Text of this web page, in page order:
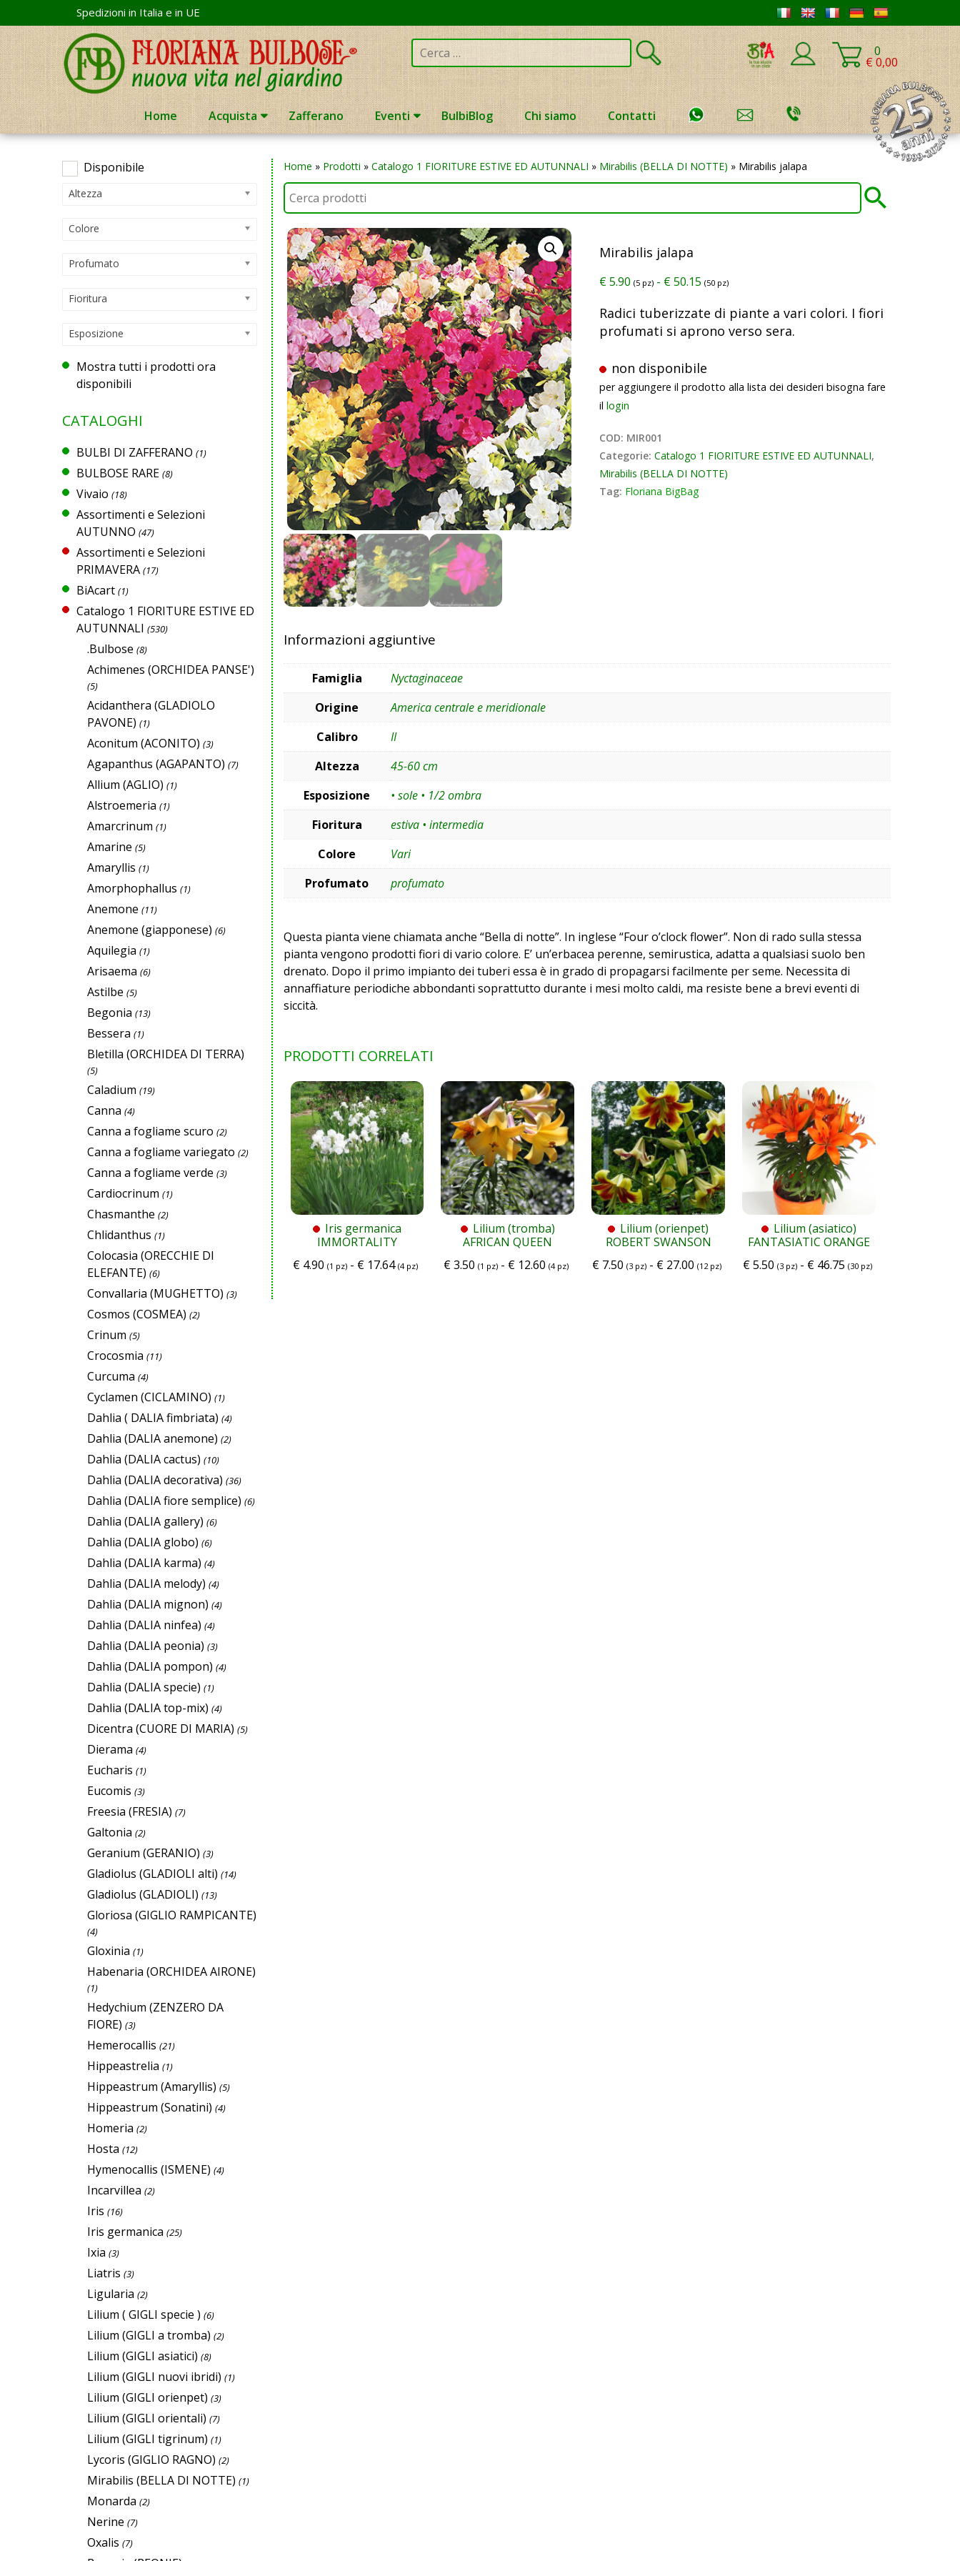
to
content
Spedizioni in Italia e in UE
Cerca: 0
€ 0,00
Home Acquista Zafferano Eventi BulbiBlog Chi siamo Contatti
Home » Prodotti » Catalogo 1 FIORITURE ESTIVE ED AUTUNNALI » Mirabilis (BELLA DI NOTTE) » Mirabilis jalapa
Mirabilis jalapa
€5.90 (5 pz)- €50.15 (50 pz)
Radici tuberizzate di piante a vari colori. I fiori
profumati si aprono verso sera.
non disponibile
per aggiungere il prodotto alla lista dei desideri bisogna fare
il login
COD: MIR001
Categorie: Catalogo 1 FIORITURE ESTIVE ED AUTUNNALI,
Mirabilis (BELLA DI NOTTE)
Tag: Floriana BigBag
Informazioni aggiuntive
Famiglia
Nyctaginaceae
Origine
America centrale e meridionale
Calibro
II
Altezza
45-60 cm
Esposizione
• sole • 1/2 ombra
Fioritura
estiva • intermedia
Colore
Vari
Profumato
profumato
Questa pianta viene chiamata anche “Bella di notte”. In inglese “Four o’clock flower”. Non di rado sulla stessa
pianta vengono prodotti fiori di vario colore. E’ un’erbacea perenne, semirustica, adatta a qualsiasi suolo ben
drenato. Dopo il primo impianto dei tuberi essa è in grado di propagarsi facilmente per seme. Necessita di
annaffiature periodiche abbondanti soprattutto durante i mesi molto caldi, ma resiste bene a brevi eventi di
siccità.
PRODOTTI CORRELATI
Iris germanica
IMMORTALITY
€4.90 (1 pz)- €17.64 (4 pz)
Lilium (tromba)
AFRICAN QUEEN
€3.50 (1 pz)- €12.60 (4 pz)
Lilium (orienpet)
ROBERT SWANSON
€7.50 (3 pz)- €27.00 (12 pz)
Lilium (asiatico)
FANTASIATIC ORANGE
€5.50 (3 pz)- €46.75 (30 pz)
Disponibile
Altezza
Colore
Profumato
Fioritura
Esposizione
Mostra tutti i prodotti ora
disponibili
CATALOGHI
BULBI DI ZAFFERANO (1)
BULBOSE RARE (8)
Vivaio (18)
Assortimenti e Selezioni
AUTUNNO (47)
Assortimenti e Selezioni
PRIMAVERA (17)
BiAcart (1)
Catalogo 1 FIORITURE ESTIVE ED
AUTUNNALI (530)
.Bulbose (8)
Achimenes (ORCHIDEA PANSE')
(5)
Acidanthera (GLADIOLO
PAVONE) (1)
Aconitum (ACONITO) (3)
Agapanthus (AGAPANTO) (7)
Allium (AGLIO) (1)
Alstroemeria (1)
Amarcrinum (1)
Amarine (5)
Amaryllis (1)
Amorphophallus (1)
Anemone (11)
Anemone (giapponese) (6)
Aquilegia (1)
Arisaema (6)
Astilbe (5)
Begonia (13)
Bessera (1)
Bletilla (ORCHIDEA DI TERRA)
(5)
Caladium (19)
Canna (4)
Canna a fogliame scuro (2)
Canna a fogliame variegato (2)
Canna a fogliame verde (3)
Cardiocrinum (1)
Chasmanthe (2)
Chlidanthus (1)
Colocasia (ORECCHIE DI
ELEFANTE) (6)
Convallaria (MUGHETTO) (3)
Cosmos (COSMEA) (2)
Crinum (5)
Crocosmia (11)
Curcuma (4)
Cyclamen (CICLAMINO) (1)
Dahlia ( DALIA fimbriata) (4)
Dahlia (DALIA anemone) (2)
Dahlia (DALIA cactus) (10)
Dahlia (DALIA decorativa) (36)
Dahlia (DALIA fiore semplice) (6)
Dahlia (DALIA gallery) (6)
Dahlia (DALIA globo) (6)
Dahlia (DALIA karma) (4)
Dahlia (DALIA melody) (4)
Dahlia (DALIA mignon) (4)
Dahlia (DALIA ninfea) (4)
Dahlia (DALIA peonia) (3)
Dahlia (DALIA pompon) (4)
Dahlia (DALIA specie) (1)
Dahlia (DALIA top-mix) (4)
Dicentra (CUORE DI MARIA) (5)
Dierama (4)
Eucharis (1)
Eucomis (3)
Freesia (FRESIA) (7)
Galtonia (2)
Geranium (GERANIO) (3)
Gladiolus (GLADIOLI alti) (14)
Gladiolus (GLADIOLI) (13)
Gloriosa (GIGLIO RAMPICANTE)
(4)
Gloxinia (1)
Habenaria (ORCHIDEA AIRONE)
(1)
Hedychium (ZENZERO DA
FIORE) (3)
Hemerocallis (21)
Hippeastrelia (1)
Hippeastrum (Amaryllis) (5)
Hippeastrum (Sonatini) (4)
Homeria (2)
Hosta (12)
Hymenocallis (ISMENE) (4)
Incarvillea (2)
Iris (16)
Iris germanica (25)
Ixia (3)
Liatris (3)
Ligularia (2)
Lilium ( GIGLI specie ) (6)
Lilium (GIGLI a tromba) (2)
Lilium (GIGLI asiatici) (8)
Lilium (GIGLI nuovi ibridi) (1)
Lilium (GIGLI orienpet) (3)
Lilium (GIGLI orientali) (7)
Lilium (GIGLI tigrinum) (1)
Lycoris (GIGLIO RAGNO) (2)
Mirabilis (BELLA DI NOTTE) (1)
Monarda (2)
Nerine (7)
Oxalis (7)